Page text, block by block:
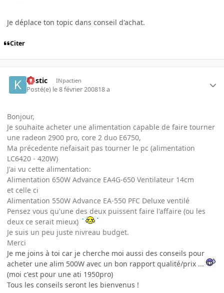
Je déplace ton topic dans conseil d'achat.
Citer
kostic INpactien
Posté(e) le 8 février 200818 a
Bonjour,
Je souhaite acheter une alimentation capable de faire tourner
une radeon 2900 pro, core 2 duo E6750,
Ma précedente nefaisait pas tourner le pc (alimentation
LC6420 - 420W)
J'ai vu cette alimentation:
Alimentation 650W Advance EA4G-650 Ventilateur 14cm
et celle ci
Alimentation 550W Advance EA-550 PFC Deluxe ventilé
Pensez vous qu'une des deux puissent faire l'affaire (ou les
deux ce serait mieux)
Je suis un peu juste nivreau budget.
Merci
Je me joins à toi car je cherche moi aussi des conseils pour
acheter une alim 500W avec un bon rapport qualité/prix ...
(moi c'est pour une ati 1950pro)
Tous les conseils seront les bienvenus !